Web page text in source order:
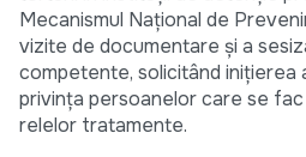
Mecanismul Naţional de
vizite de documentare şi a
competente, solicitând iniţierea
privinţa persoanelor care se
relelor tratamente.